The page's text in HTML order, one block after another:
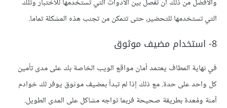
والأفضل من ذلك أن تفصل بين الأدوات التي تستخدمها للاختبار وتلك
التي تستخدمها للتحضير، حتى تتمكن من تجنب هذه المشكلة تماما.
8- استخدام مضيف موثوق
في نهاية المطاف يعتمد أمان مواقع الويب الخاصة بك على مدى تأمين
كل واحد على حدة. مع ذلك إذا لم تبدأ بمضيف موثوق يوفر لك خوادم
آمنة ومُعدة بطريقة صحيحة فربما تواجه مشاكل على المدى الطويل.